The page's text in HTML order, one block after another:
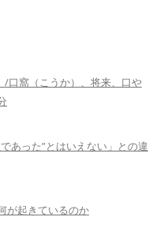
口窩（こうか）、将来、口や
あった”とはいえない」との違
が起きているのか